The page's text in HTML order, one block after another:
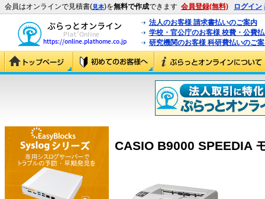
会員はオンラインで見積書(見本)を無料で作成できます 会員登録(無料) ログイン
法人のお客様 請求書払いのご案内
学校・官公庁のお客様 校費・公費
研究機関のお客様 科研費払いのご
CASIO B9000 SPEEDIA